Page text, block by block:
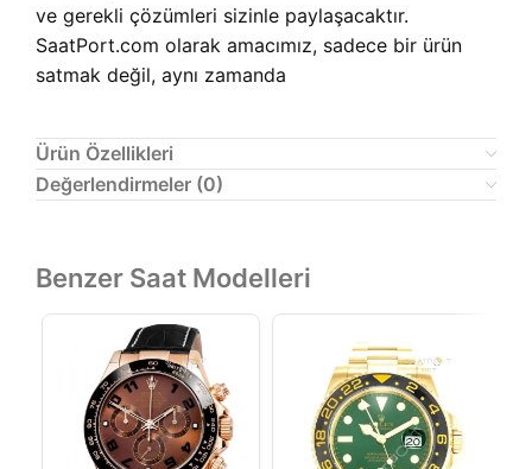
ve gerekli çözümleri sizinle paylaşacaktır.
SaatPort.com olarak amacımız, sadece bir ürün
satmak değil, aynı zamanda
Ürün Özellikleri
Değerlendirmeler (0)
Benzer Saat Modelleri